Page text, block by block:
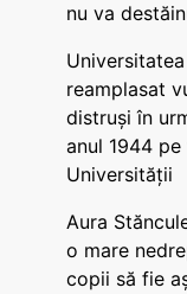
nu va
reamplasat
distruși în
anul 1944
Universității
Aura
o mare
copii să fie